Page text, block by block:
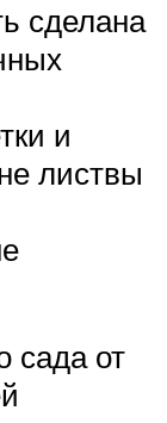
сделана
и
листвы
сада от